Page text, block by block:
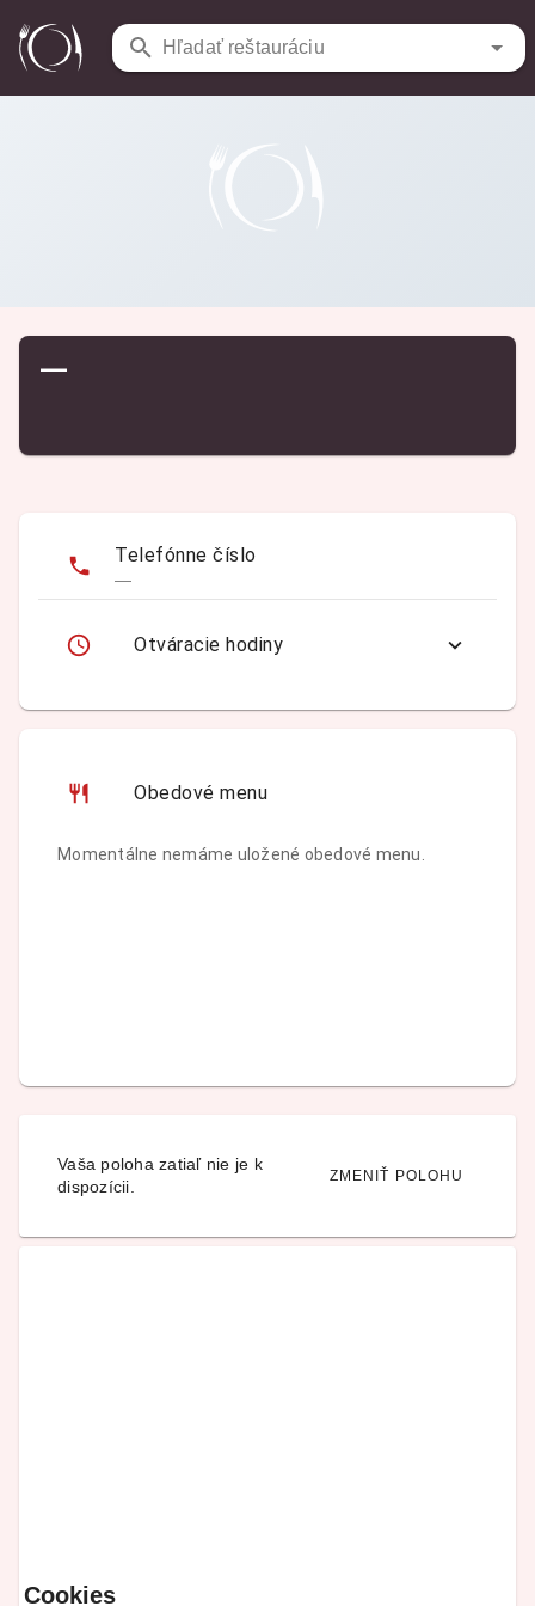
Hľadať reštauráciu
Reštaurácie /
—
Telefónne číslo
—
Otváracie hodiny
Obedové menu
Momentálne nemáme uložené obedové menu.
Vaša poloha zatiaľ nie je k
dispozícii.
ZMENIŤ POLOHU
Cookies